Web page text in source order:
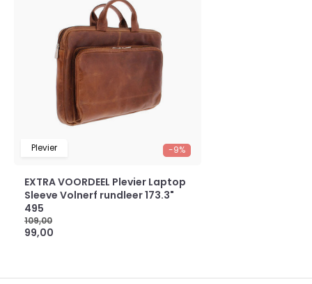
-9%
Plevier
EXTRA VOORDEEL Plevier Laptop
Sleeve Volnerf rundleer 173.3"
495
109,00
99,00